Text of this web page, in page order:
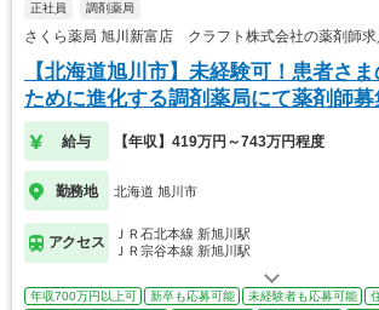
正社員 調剤薬局
さくら薬局 旭川新富店 クラフト株式会社の薬剤師求
【北海道旭川市】未経験可！患者さ
ために進化する調剤薬局にて薬剤師募
給与 【年収】419万円～743万円程度
勤務地 北海道 旭川市
アクセス
ＪＲ石北本線 新旭川駅
ＪＲ宗谷本線 新旭川駅
年収700万円以上可 新卒も応募可能 未経験者も応募可能